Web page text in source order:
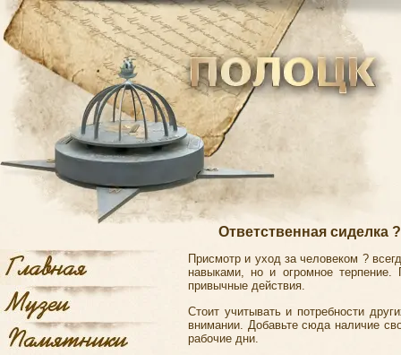
Ответственная сиделка
Присмотр и уход за человеком ?
навыками, но и огромное
привычные действия.
Стоит учитывать и потребности
внимании. Добавьте сюда наличие
рабочие дни.